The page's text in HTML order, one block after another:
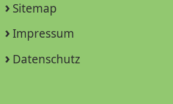
Sitemap
Impressum
Datenschutz